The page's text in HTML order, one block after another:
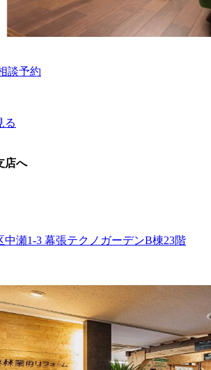
談予約
る
店へ
瀬1-3 幕張テクノガーデンB棟23階